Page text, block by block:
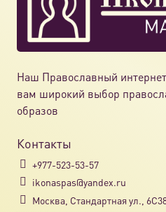
Наш Православный
вам широкий выбор
образов
Контакты
+977-523-53-57
ikonaspas@yandex.ru
Москва, Стандартная ул.,